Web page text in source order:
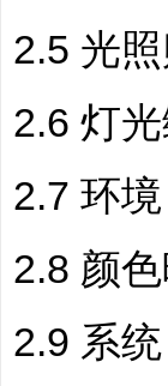
2.5 光
2.6 灯
2.7 环境
2.8 颜
2.9 系统